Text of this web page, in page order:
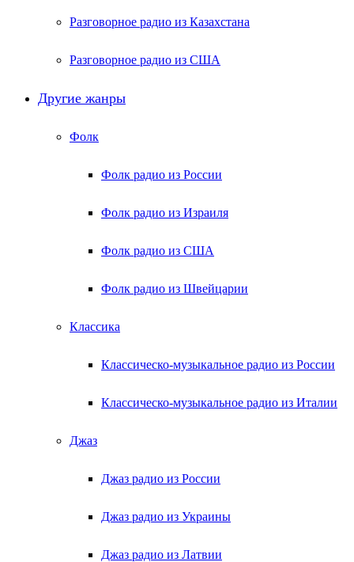
Разговорное радио из Казахстана
Разговорное радио из США
Другие жанры
Фолк
Фолк радио из России
Фолк радио из Израиля
Фолк радио из США
Фолк радио из Швейцарии
Классика
Классическо-музыкальное радио из России
Классическо-музыкальное радио из Италии
Джаз
Джаз радио из России
Джаз радио из Украины
Джаз радио из Латвии